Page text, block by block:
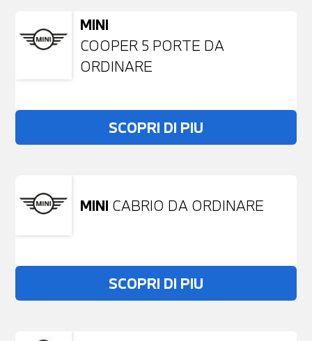
MINI
COOPER 5 PORTE DA
ORDINARE
SCOPRI DI PIU
MINI CABRIO DA ORDINARE
SCOPRI DI PIU